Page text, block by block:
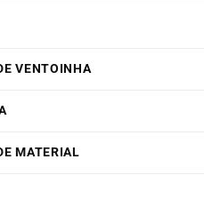
VENTOINHA
MATERIAL